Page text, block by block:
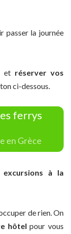
passer la journée
et réserver vos
ci-dessous.
ferrys
en Grèce
excursions à la
de rien. On
hôtel pour vous